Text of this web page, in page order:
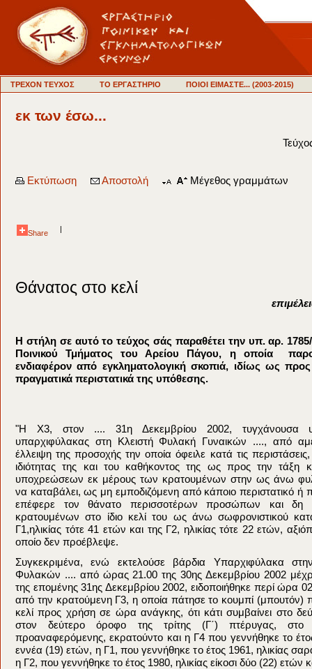
ΤΡΕΧΟΝ ΤΕΥΧΟΣ ΤΟ ΕΡΓΑΣΤΗΡΙΟ ΠΟΙΟΙ ΕΙΜΑΣΤΕ... (2003-2015)
εκ των έσω...
Εκτύπωση Αποστολή Μέγεθος γραμμάτων
Share |
Θάνατος στο κελί
Η στήλη σε αυτό το τεύχος σάς παραθέτει την υπ. αρ.
Ποινικού Τμήματος του Αρείου Πάγου, η οποία
ενδιαφέρον από εγκληματολογική σκοπιά, ιδίως ως
πραγματικά περιστατικά της υπόθεσης.
"Η Χ3, στον .... 31η Δεκεμβρίου 2002, τυγχάνουσα
υπαρχιφύλακας στη Κλειστή Φυλακή Γυναικών ...., από
έλλειψη της προσοχής την οποία όφειλε κατά τις
ιδιότητας της και του καθήκοντος της ως προς την τάξη
υποχρεώσεων εκ μέρους των κρατουμένων στην ως άνω
να καταβάλει, ως μη εμποδιζόμενη από κάποιο περιστατικό ή
επέφερε τον θάνατο περισσοτέρων προσώπων και δη
κρατουμένων στο ίδιο κελί του ως άνω σωφρονιστικού
Γ1,ηλικίας τότε 41 ετών και της Γ2, ηλικίας τότε 22 ετών,
οποίο δεν προέβλεψε.
Συγκεκριμένα, ενώ εκτελούσε βάρδια Υπαρχιφύλακα
Φυλακών .... από ώρας 21.00 της 30ης Δεκεμβρίου 2002
της επομένης 31ης Δεκεμβρίου 2002, ειδοποιήθηκε περί ώρα
από την κρατούμενη Γ3, η οποία πάτησε το κουμπί (μπουτόν)
κελί προς χρήση σε ώρα ανάγκης, ότι κάτι συμβαίνει στο
στον δεύτερο όροφο της τρίτης (Γ΄) πτέρυγας, στο
προαναφερόμενης, εκρατούντο και η Γ4 που γεννήθηκε το
εννέα (19) ετών, η Γ1, που γεννήθηκε το έτος 1961, ηλικίας
η Γ2, που γεννήθηκε το έτος 1980, ηλικίας είκοσι δύο (22) ετών